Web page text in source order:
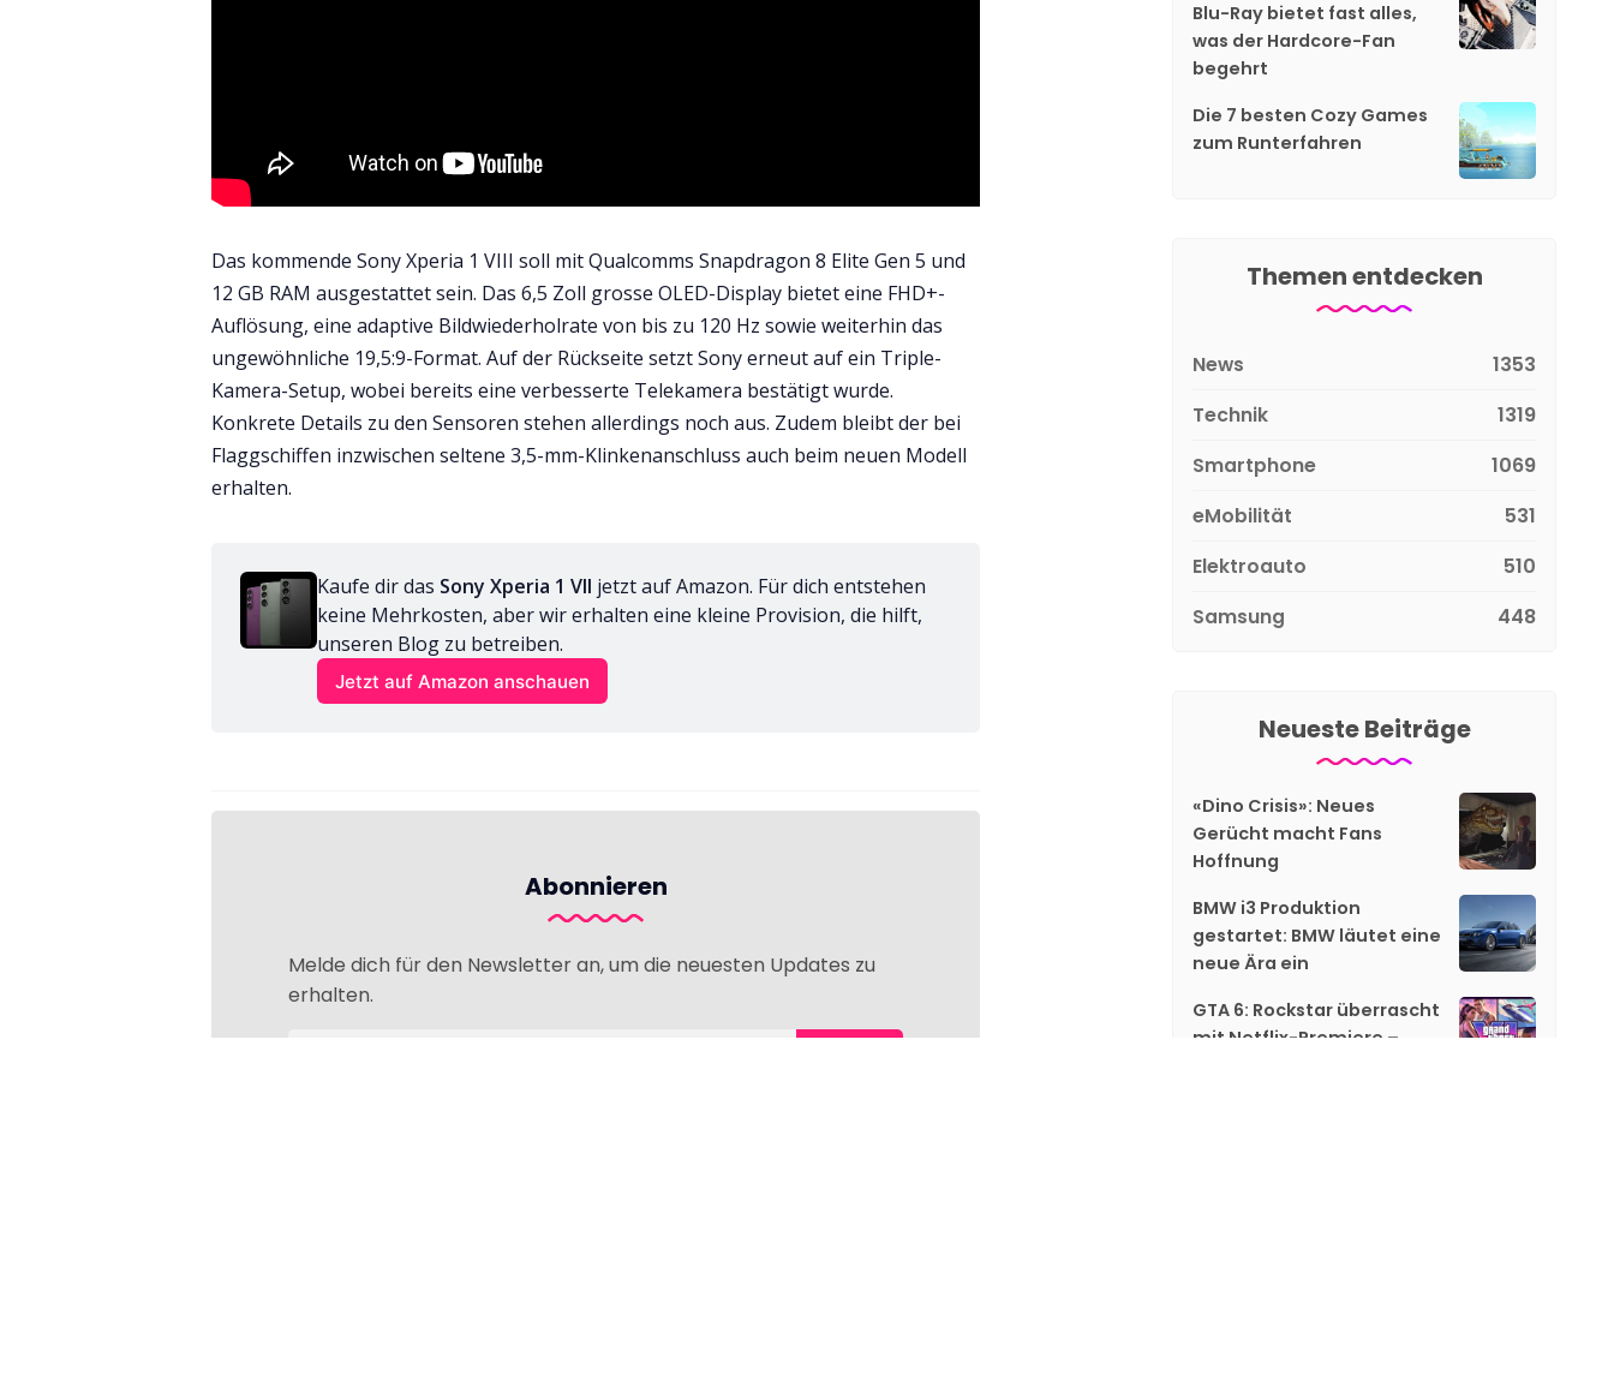
Das kommende Sony Xperia 1 VIII soll mit Qualcomms Snapdragon 8 Elite Gen 5 und
12 GB RAM ausgestattet sein. Das 6,5 Zoll grosse OLED-Display bietet eine FHD+-
Auflösung, eine adaptive Bildwiederholrate von bis zu 120 Hz sowie weiterhin das
ungewöhnliche 19,5:9-Format. Auf der Rückseite setzt Sony erneut auf ein Triple-
Kamera-Setup, wobei bereits eine verbesserte Telekamera bestätigt wurde.
Konkrete Details zu den Sensoren stehen allerdings noch aus. Zudem bleibt der bei
Flaggschiffen inzwischen seltene 3,5-mm-Klinkenanschluss auch beim neuen Modell
erhalten.
Kaufe dir das Sony Xperia 1 VII jetzt auf Amazon. Für dich entstehen
keine Mehrkosten, aber wir erhalten eine kleine Provision, die hilft,
unseren Blog zu betreiben.
Jetzt auf Amazon anschauen
Abonnieren
Melde dich für den Newsletter an, um die neuesten Updates zu
erhalten.
Blu-Ray bietet fast alles,
was der Hardcore-Fan
begehrt
Die 7 besten Cozy Games
zum Runterfahren
Themen entdecken
News
1353
Technik
1319
Smartphone
1069
eMobilität
531
Elektroauto
510
Samsung
448
Neueste Beiträge
«Dino Crisis»: Neues
Gerücht macht Fans
Hoffnung
BMW i3 Produktion
gestartet: BMW läutet eine
neue Ära ein
GTA 6: Rockstar überrascht
mit Netflix-Premiere –